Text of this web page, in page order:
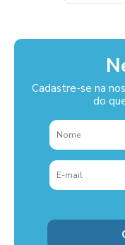
Cadastre-se na
do